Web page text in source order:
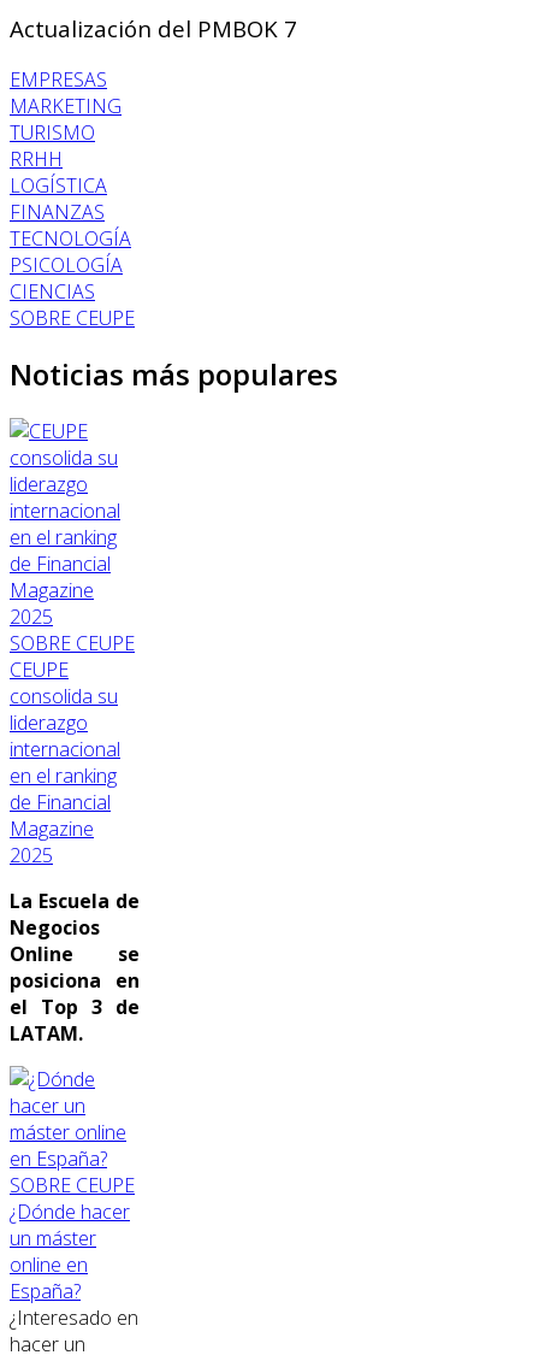
Actualización del PMBOK 7
EMPRESAS
MARKETING
TURISMO
RRHH
LOGÍSTICA
FINANZAS
TECNOLOGÍA
PSICOLOGÍA
CIENCIAS
SOBRE CEUPE
Noticias más populares
SOBRE CEUPE
CEUPE
consolida su
liderazgo
internacional
en el ranking
de Financial
Magazine
2025
La Escuela de
Negocios
Online se
posiciona en
el Top 3 de
LATAM.
SOBRE CEUPE
¿Dónde hacer
un máster
online en
España?
¿Interesado en
hacer un